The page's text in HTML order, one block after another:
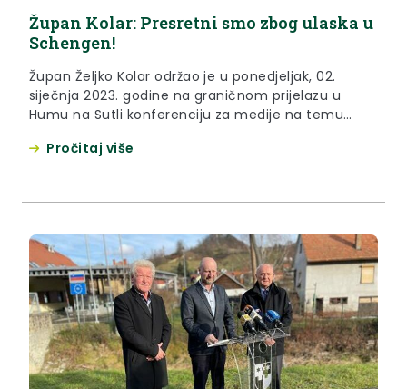
Župan Kolar: Presretni smo zbog ulaska u
Schengen!
Župan Željko Kolar održao je u ponedjeljak, 02.
siječnja 2023. godine na graničnom prijelazu u
Humu na Sutli konferenciju za medije na temu
Pročitaj više